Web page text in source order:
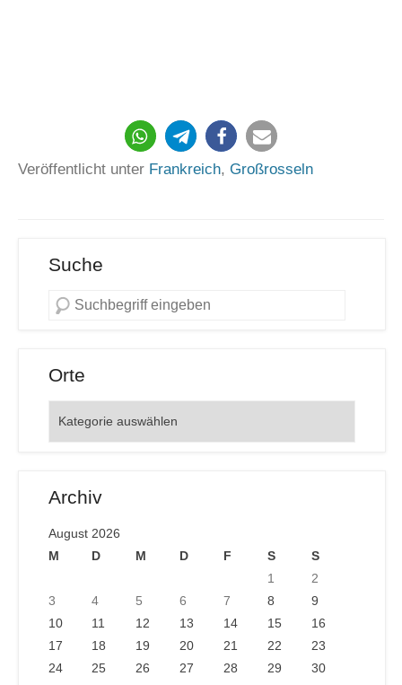
150
Veröffentlicht unter Frankreich, Großrosseln
Suche
Orte
Archiv
August 2026
M
D M D F S
S
1
2
3
4 5 6 7 8
9
10
11 12 13 14 15
16
17
18 19 20 21 22
23
24
25 26 27 28 29
30